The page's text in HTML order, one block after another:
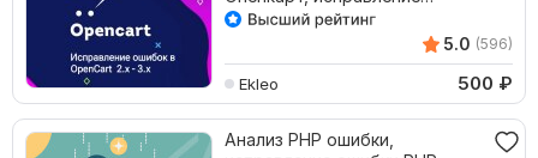
ошибок PHP, CSS, HTML, JS
5.0 (596)
Ekleo 500 ₽
Анализ PHP ошибки,